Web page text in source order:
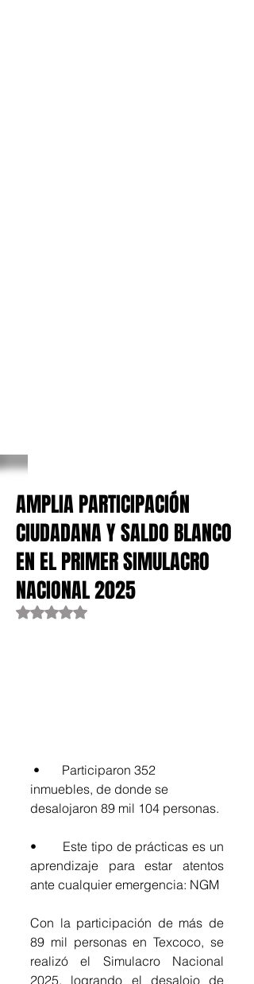
AMPLIA PARTICIPACIÓN
CIUDADANA Y SALDO BLANCO
EN EL PRIMER SIMULACRO
NACIONAL 2025
Obtuvo NaN de 5 estrellas.
inmuebles, de donde se
desalojaron 89 mil 104 personas.
•	Este tipo de prácticas es un
aprendizaje para estar atentos
ante cualquier emergencia: NGM
Con la participación de más de
89 mil personas en Texcoco, se
realizó el Simulacro Nacional
2025, logrando el desalojo de